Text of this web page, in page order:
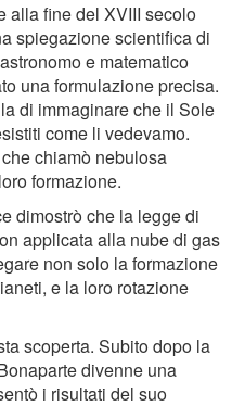
alla fine del XVIII secolo
spiegazione scientifica di
e matematico
una formulazione precisa.
di immaginare che il Sole
come li vedevamo.
chiamò nebulosa
formazione.
dimostrò che la legge di
applicata alla nube di gas
non solo la formazione
e la loro rotazione
scoperta. Subito dopo la
divenne una
i risultati del suo